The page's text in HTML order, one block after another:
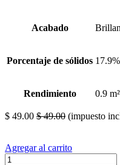
Acabado
Porcentaje de sólidos
Rendimiento 0.9
$ 49.00 $49.00 (impuesto
Agregar al carrito